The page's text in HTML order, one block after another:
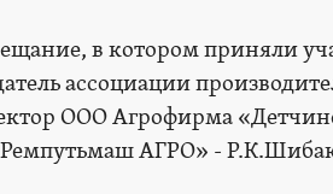
в котором приняли
ассоциации
ООО Агрофирма
АГРО» -